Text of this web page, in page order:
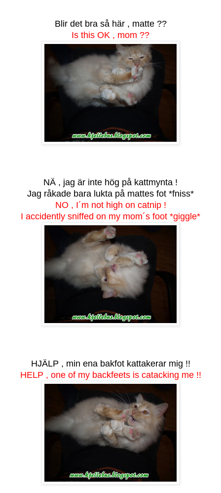
Blir det bra så här , matte ??
Is this OK , mom ??
NÄ , jag är inte hög på kattmynta !
Jag råkade bara lukta på mattes fot *fniss*
NO , I´m not high on catnip !
I accidently sniffed on my mom´s foot *giggle*
HJÄLP , min ena bakfot kattakerar mig !!
HELP , one of my backfeets is catacking me !!